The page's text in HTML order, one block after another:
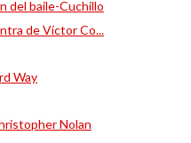
del baile-Cuchillo
de Víctor Co...
Way
Nolan